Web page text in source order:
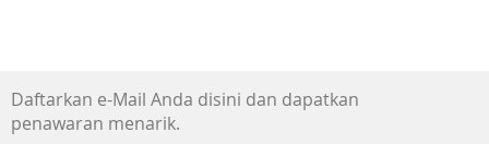
612,5 x 170,7 x 453,0 mm
Berat bersih produk (termasuk dudukan) : 4,3 kg
Daftarkan e-Mail Anda disini dan dapatkan
penawaran menarik.